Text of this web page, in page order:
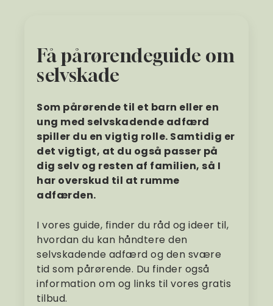
Få pårørendeguide om
selvskade
Som pårørende til et barn eller en
ung med selvskadende adfærd
spiller du en vigtig rolle. Samtidig er
det vigtigt, at du også passer på
dig selv og resten af familien, så I
har overskud til at rumme
adfærden.
I vores guide, finder du råd og ideer til,
hvordan du kan håndtere den
selvskadende adfærd og den svære
tid som pårørende. Du finder også
information om og links til vores gratis
tilbud.